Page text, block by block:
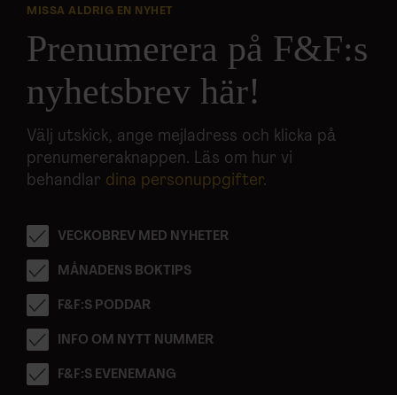
MISSA ALDRIG EN NYHET
Prenumerera på F&F:s
nyhetsbrev här!
Välj utskick, ange mejladress och klicka på
prenumereraknappen. Läs om hur vi
behandlar dina personuppgifter.
VECKOBREV MED NYHETER
MÅNADENS BOKTIPS
F&F:S PODDAR
INFO OM NYTT NUMMER
F&F:S EVENEMANG